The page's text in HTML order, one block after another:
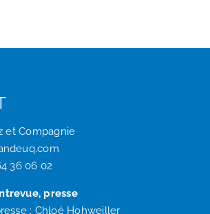
et Compagnie
36 06 02
presse
: Chloé Hohweiller